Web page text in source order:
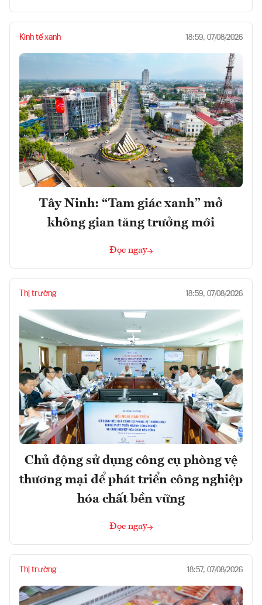
Kinh tế xanh 18:59, 07/08/2026
Tây Ninh: “Tam giác xanh” mở
không gian tăng trưởng mới
Đọc ngay
Thị trường 18:59, 07/08/2026
Chủ động sử dụng công cụ phòng vệ
thương mại để phát triển công nghiệp
hóa chất bền vững
Đọc ngay
Thị trường 18:57, 07/08/2026